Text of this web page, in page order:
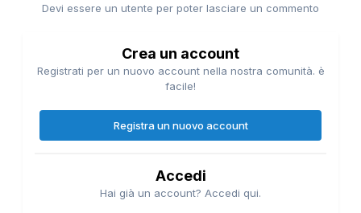
Devi essere un utente per poter lasciare un commento
Crea un account
Registrati per un nuovo account nella nostra comunità. è
facile!
Registra un nuovo account
Accedi
Hai già un account? Accedi qui.